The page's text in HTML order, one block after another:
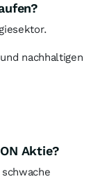
nachhaltigen
Aktie?